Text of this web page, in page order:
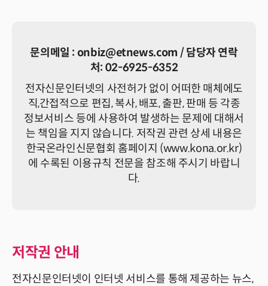
문의메일 : onbiz@etnews.com / 담당자 연락
처: 02-6925-6352
전자신문인터넷의 사전허가 없이 어떠한 매체에도
직,간접적으로 편집, 복사, 배포, 출판, 판매 등 각종
정보서비스 등에 사용하여 발생하는 문제에 대해서
는 책임을 지지 않습니다. 저작권 관련 상세 내용은
한국온라인신문협회 홈페이지 (www.kona.or.kr)
에 수록된 이용규칙 전문을 참조해 주시기 바랍니
다.
저작권 안내
전자신문인터넷이 인터넷 서비스를 통해 제공하는 뉴스,